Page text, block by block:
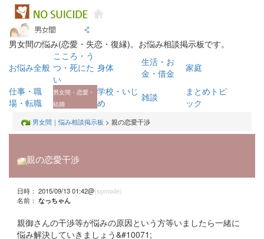
男女間の悩み(恋愛・失恋・復縁)。お悩み相談掲示板です。
お悩み全般
こころ・う
つ・死にた
い
身体
生活・お
金・借金
家庭
仕事・職
場・転職
男女間・恋愛・
結婚
学校・いじ
め
雑談
まとめトピ
ック
男女間｜悩み相談掲示板 > 親の恋愛干渉
親の恋愛干渉
日時： 2015/09/13 01:42@(spmode)
名前： なっちゃん
親御さんの干渉等が悩みの原因という方等いましたら一緒に
悩み解決していきましょう&#10071;